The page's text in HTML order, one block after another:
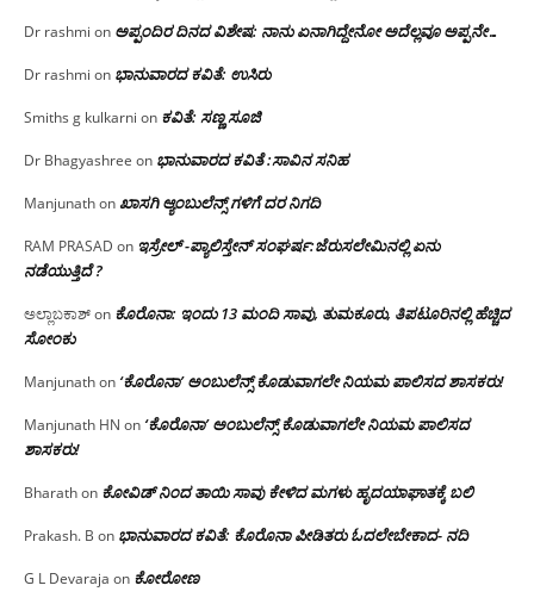
Dr rashmi on ಅಪ್ಪಂದಿರ ದಿನದ ವಿಶೇಷ: ನಾನು ಏನಾಗಿದ್ದೇನೋ‌ ಅದೆಲ್ಲವೂ ಅಪ್ಪನೇ…
Dr rashmi on ಭಾನುವಾರದ ಕವಿತೆ: ಉಸಿರು
Smiths g kulkarni on ಕವಿತೆ: ಸಣ್ಣ ಸೂಜಿ
Dr Bhagyashree on ಭಾನುವಾರದ ಕವಿತೆ :ಸಾವಿನ ಸನಿಹ
Manjunathonಖಾಸಗಿ ಆ್ಯಂಬುಲೆನ್ಸ್ ಗಳಿಗೆ ದರ ನಿಗದಿ
RAM PRASAD on ಇಸ್ರೇಲ್ -ಪ್ಯಾಲಿಸ್ತೇನ್ ಸಂಘರ್ಷ:ಜೆರುಸಲೇಮಿನಲ್ಲಿ ಏನು
ನಡೆಯುತ್ತಿದೆ ?
ಅಲ್ಲಾಬಕಾಶ್on ಕೊರೊನಾ: ಇಂದು 13 ಮಂದಿ ಸಾವು, ತುಮಕೂರು, ತಿಪಟೂರಿನಲ್ಲಿ ಹೆಚ್ಚಿದ
ಸೋಂಕು
Manjunathon ‘ಕೊರೊನಾ’ ಅಂಬುಲೆನ್ಸ್ ಕೊಡುವಾಗಲೇ ನಿಯಮ ಪಾಲಿಸದ ಶಾಸಕರು!
Manjunath HN on ‘ಕೊರೊನಾ’ ಅಂಬುಲೆನ್ಸ್ ಕೊಡುವಾಗಲೇ ನಿಯಮ ಪಾಲಿಸದ
ಶಾಸಕರು!
Bharathon ಕೋವಿಡ್ ನಿಂದ ತಾಯಿ ಸಾವು ಕೇಳಿದ ಮಗಳು ಹೃದಯಾಘಾತಕ್ಕೆ ಬಲಿ
Prakash. B on ಭಾನುವಾರದ ಕವಿತೆ: ಕೊರೊನಾ ಪೀಡಿತರು ಓದಲೇಬೇಕಾದ- ನದಿ
G L Devaraja on ಕೋರೋಣ